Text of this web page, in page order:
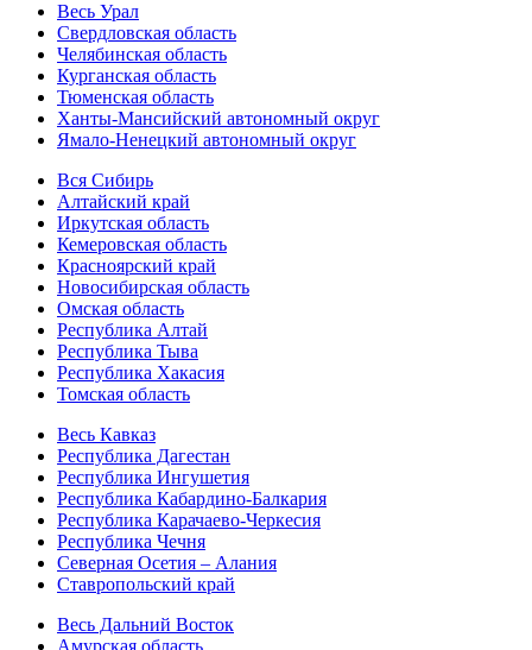
Весь Урал
Свердловская область
Челябинская область
Курганская область
Тюменская область
Ханты-Мансийский автономный округ
Ямало-Ненецкий автономный округ
Вся Сибирь
Алтайский край
Иркутская область
Кемеровская область
Красноярский край
Новосибирская область
Омская область
Республика Алтай
Республика Тыва
Республика Хакасия
Томская область
Весь Кавказ
Республика Дагестан
Республика Ингушетия
Республика Кабардино-Балкария
Республика Карачаево-Черкесия
Республика Чечня
Северная Осетия – Алания
Ставропольский край
Весь Дальний Восток
Амурская область